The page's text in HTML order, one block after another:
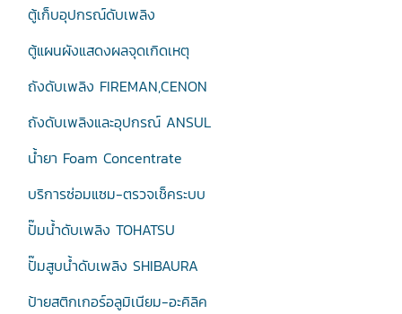
ตู้เก็บอุปกรณ์ดับเพลิง
ตู้แผนผังแสดงผลจุดเกิดเหตุ
ถังดับเพลิง FIREMAN,CENON
ถังดับเพลิงและอุปกรณ์ ANSUL
น้ำยา Foam Concentrate
บริการซ่อมแซม-ตรวจเช็คระบบ
ปั๊มน้ำดับเพลิง TOHATSU
ปั๊มสูบน้ำดับเพลิง SHIBAURA
ป้ายสติกเกอร์อลูมิเนียม-อะคิลิค